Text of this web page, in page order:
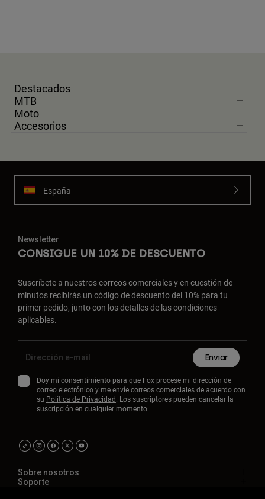
Destacados
MTB
Moto
Accesorios
España
Newsletter
CONSIGUE UN 10% DE DESCUENTO
Suscríbete a nuestros correos comerciales y en cuestión de
minutos recibirás un código de descuento del 10% para tu
primer pedido, junto con los detalles de las condiciones
aplicables.
Enviar
Doy mi consentimiento para que Fox procese mi dirección de
correo electrónico y me envíe correos comerciales de acuerdo con
su Política de Privacidad. Los suscriptores pueden cancelar la
suscripción en cualquier momento.
Sobre nosotros
Soporte